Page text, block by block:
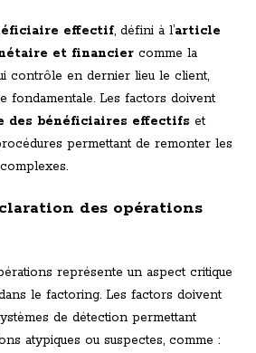
effectif, défini à l’article
et financier comme la
contrôle en dernier lieu le client,
fondamentale. Les factors doivent
des bénéficiaires effectifs et
permettant de remonter les
des opérations
représente un aspect critique
le factoring. Les factors doivent
de détection permettant
atypiques ou suspectes, comme :